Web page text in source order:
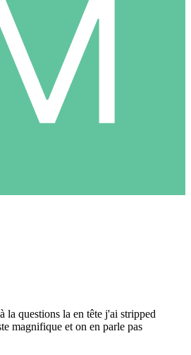
la questions la en tête j'ai stripped
magnifique et on en parle pas